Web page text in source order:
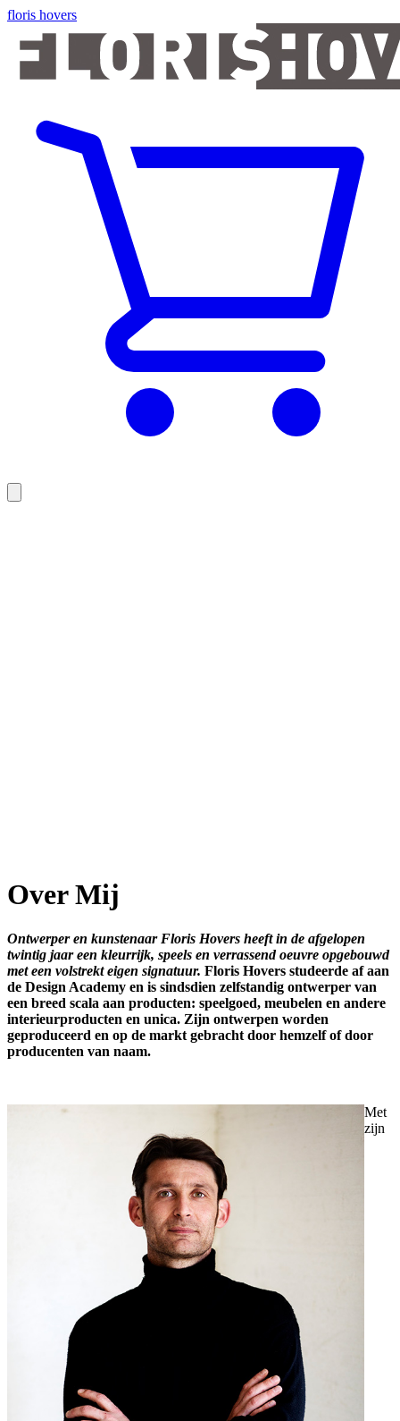
floris hovers
Over Mij
Ontwerper en kunstenaar Floris Hovers heeft in de afgelopen
twintig jaar een kleurrijk, speels en verrassend oeuvre opgebouwd
met een volstrekt eigen signatuur. Floris Hovers studeerde af aan
de Design Academy en is sindsdien zelfstandig ontwerper van
een breed scala aan producten: speelgoed, meubelen en andere
interieurproducten en unica. Zijn ontwerpen worden
geproduceerd en op de markt gebracht door hemzelf of door
producenten van naam.
Met
zijn